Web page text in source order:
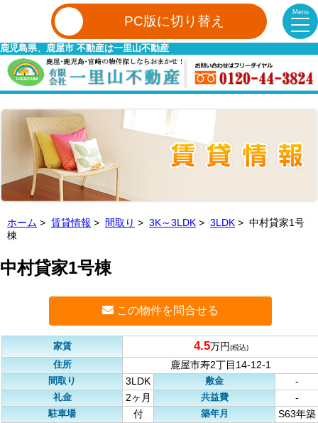
Menu
PC版に切り替え
鹿児島県、鹿屋市 不動産は一里山不動産
ホーム > 賃貸情報 > 間取り > 3K～3LDK > 3LDK > 中村貸家1号
棟
中村貸家1号棟
この物件を問合せる
家賃 4.5万円(税込)
住所
鹿屋市寿2丁目14-12-1
間取り
3LDK 敷金
-
礼金
2ヶ月 共益費
-
駐車場
付 築年月 S63年築